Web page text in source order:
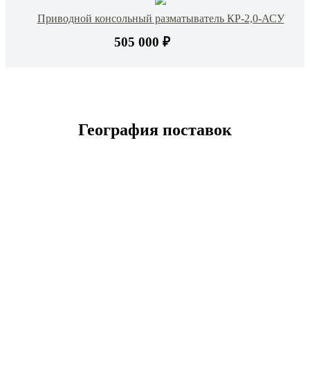
Приводной консольный разматыватель КР-2,0-АСУ
505 000 ₽
География поставок